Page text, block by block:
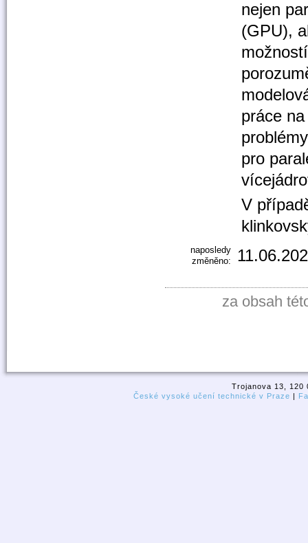
nejen
(GPU),
práce
pro
V
naposledy
změněno:
za obsah
Trojanova 13, 120
České vysoké učení technické v Praze